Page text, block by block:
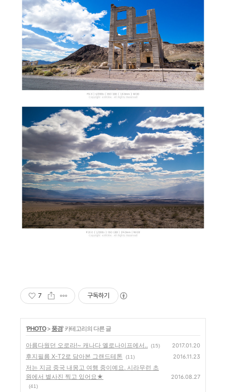
7 구독하기
'PHOTO> 풍경' 카테고리의 다른 글
아름다웠던 오로라!~ 캐나다 옐로나이프에서.. (15) 2017.01.20
후지필름 X-T2로 담아본 그랜드테톤 (11) 2016.11.23
저는 지금 중국 내몽고 여행 중이예요. 시라무런 초
원에서 별사진 찍고 있어요★
(41)
2016.08.27